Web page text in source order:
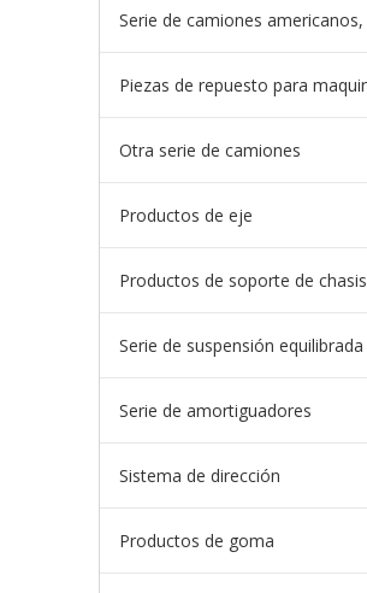
Otra serie de camiones
Productos de eje
Productos de soporte de chasis
Serie de suspensión equilibrada
Serie de amortiguadores
Sistema de dirección
Productos de goma